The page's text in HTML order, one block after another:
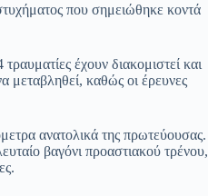
που σημειώθηκε κοντά
έχουν διακομιστεί και
μεταβληθεί, καθώς οι έρευνες
ανατολικά της πρωτεύουσας.
βαγόνι προαστιακού τρένου,